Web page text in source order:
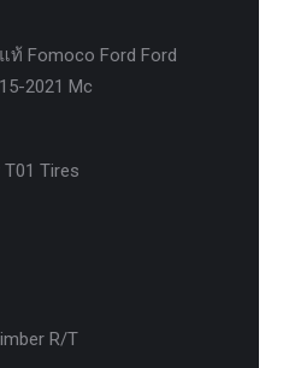
ท้ Fomoco Ford Ford
2021 Mc
Tires
R/T